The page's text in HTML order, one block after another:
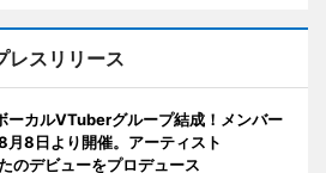
レスリリース
ーカルVTuberグループ結成！メンバー
月8日より開催。アーティスト
のデビューをプロデュース